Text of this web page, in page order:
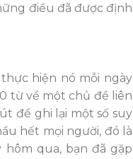
ng điều đã đượcđịnh
hiện nó mỗi ngày
từ về một chủ đề liên
để ghi lại một số suy
hết mọi người, đó là
qua, bạn đã gặp